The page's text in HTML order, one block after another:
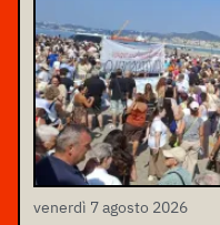
venerdì 7 agosto 2026